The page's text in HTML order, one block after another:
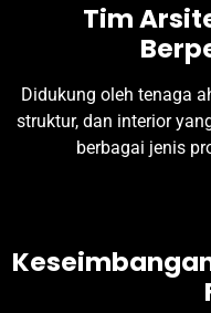
Tim
Didukung oleh tenaga
struktur, dan interior
berbagai jenis